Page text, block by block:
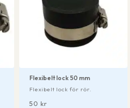
Flexibelt lock 50 mm
50 kr
Flexibelt lock för rör.